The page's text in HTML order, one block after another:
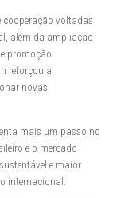
cooperação voltadas
além da ampliação
promoção
reforçou a
novas
mais um passo no
e o mercado
e maior
internacional.